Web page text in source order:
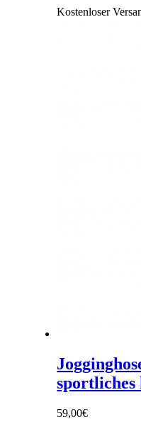
Kostenloser
sportliches
59,00€